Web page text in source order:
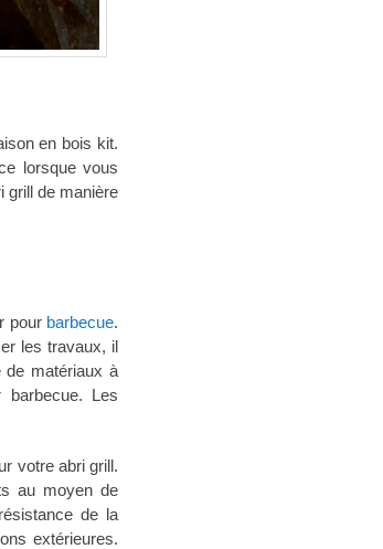
en bois kit.
lorsque vous
grill de manière
pour barbecue.
les travaux, il
de matériaux à
Les
votre abri grill.
au moyen de
de la
extérieures.